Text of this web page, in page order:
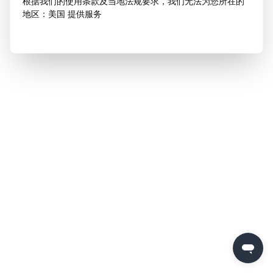
地区：美国 提供服务